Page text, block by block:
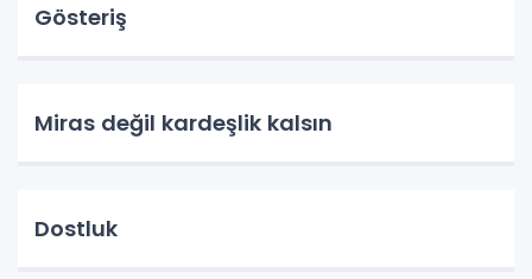
Gösteriş
Miras değil kardeşlik kalsın
Dostluk